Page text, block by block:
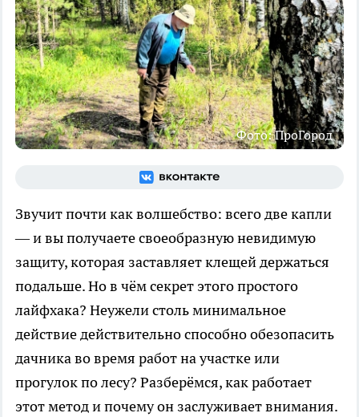
Фото: ПроГород
Звучит почти как волшебство: всего две капли
— и вы получаете своеобразную невидимую
защиту, которая заставляет клещей держаться
подальше. Но в чём секрет этого простого
лайфхака? Неужели столь минимальное
действие действительно способно обезопасить
дачника во время работ на участке или
прогулок по лесу? Разберёмся, как работает
этот метод и почему он заслуживает внимания.